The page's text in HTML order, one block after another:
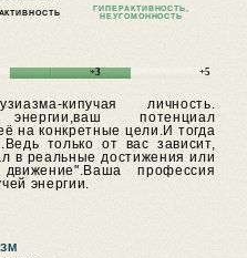
ГИПЕРАКТИВНОСТЬ,
НЕУГОМОННОСТЬ
+3 +5
кипучая личность.
потенциал
на конкретные цели.И тогда
только от вас зависит,
в реальные достижения или
профессия
энергии.